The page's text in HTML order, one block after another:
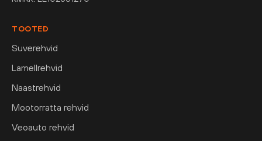
TOOTED
Suverehvid
Lamellrehvid
Naastrehvid
Mootorratta rehvid
Veoauto rehvid